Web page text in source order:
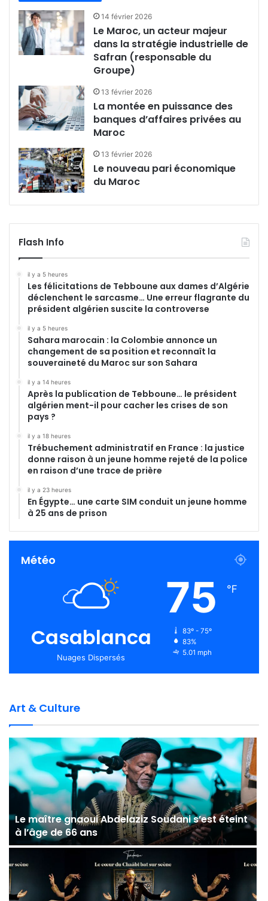
14 février 2026
Le Maroc, un acteur majeur
dans la stratégie industrielle de
Safran (responsable du
Groupe)
13 février 2026
La montée en puissance des
banques d’affaires privées au
Maroc
13 février 2026
Le nouveau pari économique
du Maroc
Flash Info
il y a 5 heures
Les félicitations de Tebboune aux dames d’Algérie
déclenchent le sarcasme… Une erreur flagrante du
président algérien suscite la controverse
il y a 5 heures
Sahara marocain : la Colombie annonce un
changement de sa position et reconnaît la
souveraineté du Maroc sur son Sahara
il y a 14 heures
Après la publication de Tebboune… le président
algérien ment-il pour cacher les crises de son
pays ?
il y a 18 heures
Trébuchement administratif en France : la justice
donne raison à un jeune homme rejeté de la police
en raison d’une trace de prière
il y a 23 heures
En Égypte… une carte SIM conduit un jeune homme
à 25 ans de prison
Météo
Casablanca
Nuages Dispersés
75 ℉
83º - 75º
83%
5.01 mph
Art & Culture
Le maître gnaoui Abdelaziz Soudani s’est éteint
à l’âge de 66 ans